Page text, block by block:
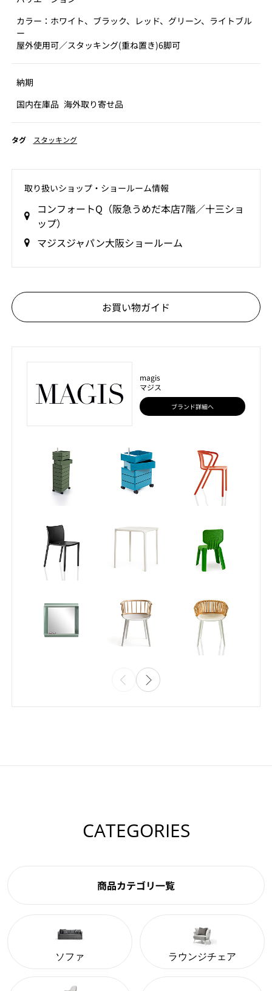
カラー：ホワイト、ブラック、レッド、グリーン、ライトブル
ー
屋外使用可／スタッキング(重ね置き)6脚可
納期
国内在庫品 海外取り寄せ品
タグ スタッキング
取り扱いショップ‧ショールーム情報
コンフォートQ（阪急うめだ本店7階／十三ショ
ップ）
マジスジャパン大阪ショールーム
お買い物ガイド
magis
マジス
ブランド詳細へ
CATEGORIES
商品カテゴリ一覧
ソファ ラウンジチェア